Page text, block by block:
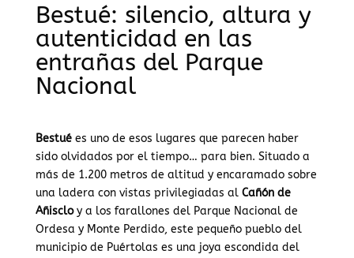
Bestué: silencio, altura y
autenticidad en las
entrañas del Parque
Nacional
Bestuées uno de esos lugares que parecen haber
sido olvidados por el tiempo… para bien. Situado a
más de 1.200 metros de altitud y encaramado sobre
una ladera con vistas privilegiadas al Cañón de
Añiscloy a los farallones del Parque Nacional de
Ordesa y Monte Perdido, este pequeño pueblo del
municipio de Puértolas es una joya escondida del